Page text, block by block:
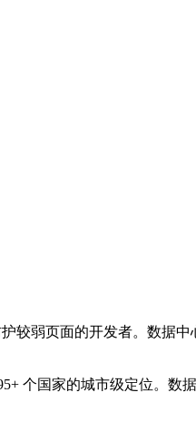
弱页面的开发者。数据
个国家的城市级定位。